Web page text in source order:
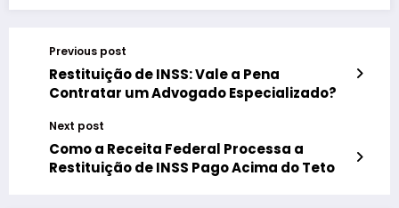
Previous post
Restituição de INSS: Vale a Pena
Contratar um Advogado Especializado?
Next post
Como a Receita Federal Processa a
Restituição de INSS Pago Acima do Teto